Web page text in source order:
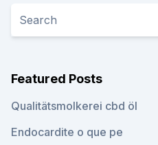
Featured Posts
Qualitätsmolkerei cbd öl
Endocardite o que pe